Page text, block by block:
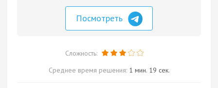
Посмотреть
Сложность:
Среднее время решения: 1 мин. 19 сек.